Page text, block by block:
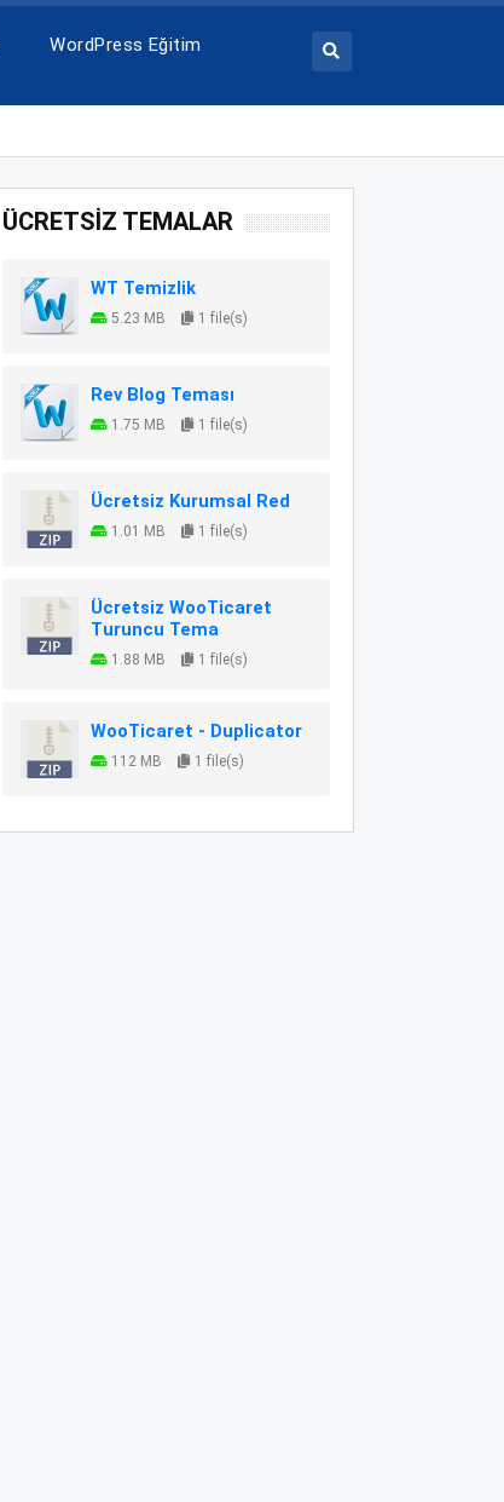
WordPress Eğitim
ÜCRETSİZ TEMALAR
WT Temizlik
5.23 MB 1 file(s)
Rev Blog Teması
1.75 MB 1 file(s)
Ücretsiz Kurumsal Red
1.01 MB 1 file(s)
Ücretsiz WooTicaret
Turuncu Tema
1.88 MB 1 file(s)
WooTicaret - Duplicator
112 MB 1 file(s)